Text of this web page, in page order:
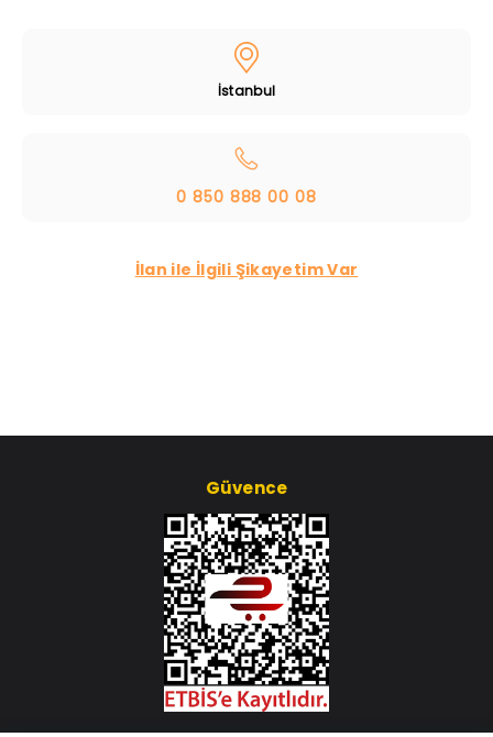
İstanbul
0 850 888 00 08
İlan ile İlgili Şikayetim Var
Güvence